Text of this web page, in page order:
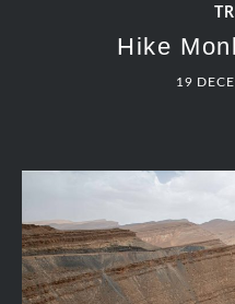
Hike
19